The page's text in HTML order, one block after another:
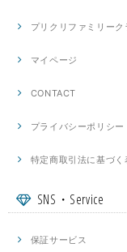
プリクリファミリーク
マイページ
CONTACT
プライバシーポリシー
特定商取引法に基づく
SNS・Service
保証サービス